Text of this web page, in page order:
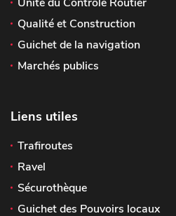
Qualité et Construction
Guichet de la navigation
Marchés publics
Liens utiles
Trafiroutes
Ravel
Sécurothèque
Guichet des Pouvoirs locaux